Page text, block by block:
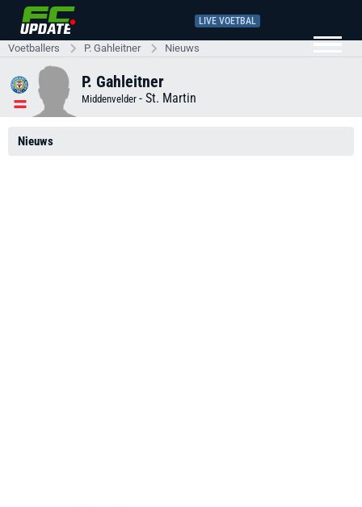
LIVE VOETBAL
Voetballers P. Gahleitner Nieuws
P. Gahleitner
Middenvelder - St. Martin
Nieuws